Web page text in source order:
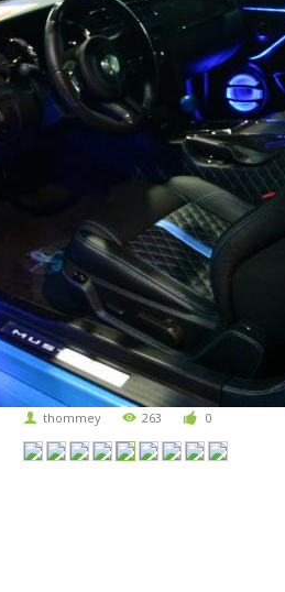
thommey 263 0